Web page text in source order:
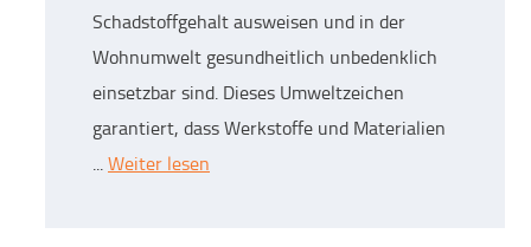
Schadstoffgehalt ausweisen und in der
Wohnumwelt gesundheitlich unbedenklich
einsetzbar sind. Dieses Umweltzeichen
garantiert, dass Werkstoffe und Materialien
...Weiter lesen